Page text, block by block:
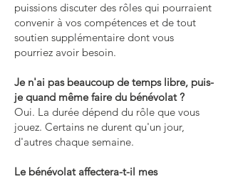
puissions discuter des rôles qui pourraient
convenir à vos compétences et de tout
soutien supplémentaire dont vous
pourriez avoir besoin.
Je n'ai pas beaucoup de temps libre, puis-
je quand même faire du bénévolat ?
Oui. La durée dépend du rôle que vous
jouez. Certains ne durent qu'un jour,
d'autres chaque semaine.
Le bénévolat affectera-t-il mes